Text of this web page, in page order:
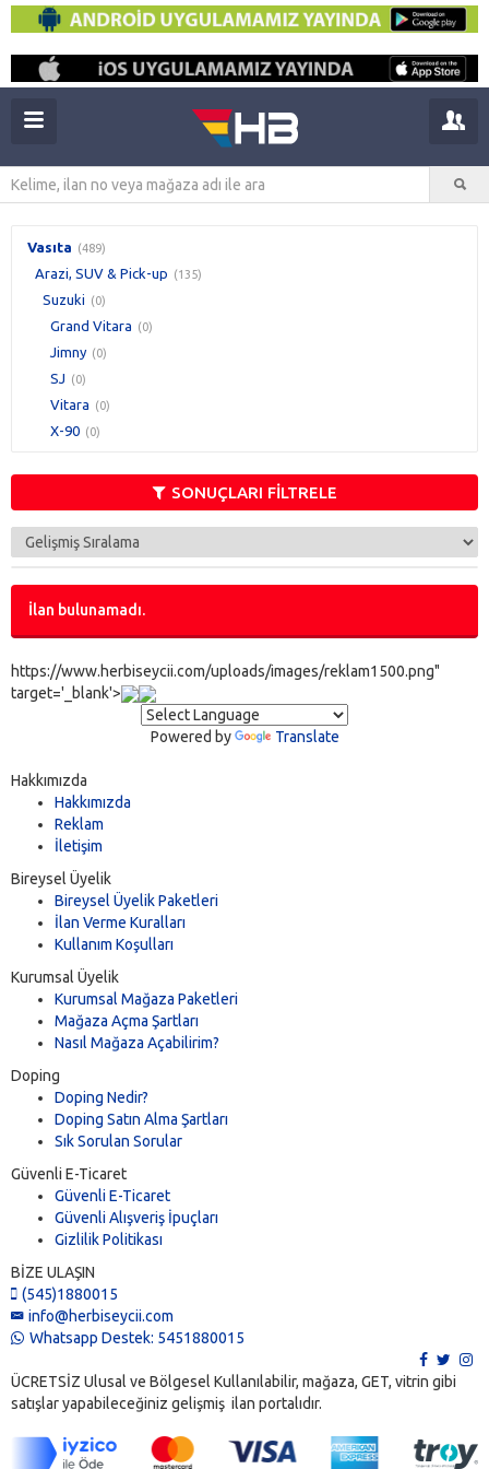
Vasıta (489)
Arazi, SUV & Pick-up (135)
Suzuki (0)
Grand Vitara (0)
Jimny (0)
SJ (0)
Vitara (0)
X-90 (0)
SONUÇLARI FİLTRELE
İlan bulunamadı.
https://www.herbiseycii.com/uploads/images/reklam1500.png"
target='_blank'>
Powered by Translate
Hakkımızda
Hakkımızda
Reklam
İletişim
Bireysel Üyelik
Bireysel Üyelik Paketleri
İlan Verme Kuralları
Kullanım Koşulları
Kurumsal Üyelik
Kurumsal Mağaza Paketleri
Mağaza Açma Şartları
Nasıl Mağaza Açabilirim?
Doping
Doping Nedir?
Doping Satın Alma Şartları
Sık Sorulan Sorular
Güvenli E-Ticaret
Güvenli E-Ticaret
Güvenli Alışveriş İpuçları
Gizlilik Politikası
BİZE ULAŞIN
(545)1880015
info@herbiseycii.com
Whatsapp Destek: 5451880015
ÜCRETSİZ Ulusal ve Bölgesel Kullanılabilir, mağaza, GET, vitrin gibi
satışlar yapabileceğiniz gelişmiş ilan portalıdır.